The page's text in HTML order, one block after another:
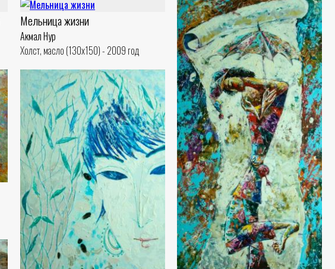
Мельница жизни
Акмал Нур
Холст, масло (130x150) - 2009 год